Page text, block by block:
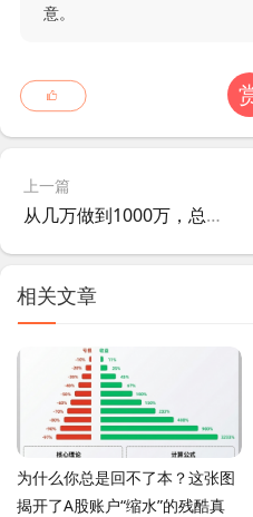
意。
上一篇
从几万做到1000万，总结了最笨最简单的炒股方法，学到就是赚到！
相关文章
为什么你总是回不了本？这张图
揭开了A股账户“缩水”的残酷真